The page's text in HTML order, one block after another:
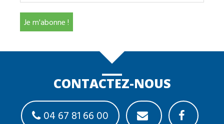
CONTACTEZ-NOUS
04 67 81 66 00